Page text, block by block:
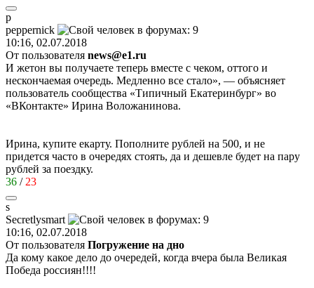
p
peppernick
10:16, 02.07.2018
От пользователя news@e1.ru
И жетон вы получаете теперь вместе с чеком, оттого и
нескончаемая очередь. Медленно все стало», — объясняет
пользователь сообщества «Типичный Екатеринбург» во
«ВКонтакте» Ирина Воложанинова.
Ирина, купите екарту. Пополните рублей на 500, и не
придется часто в очередях стоять, да и дешевле будет на пару
рублей за поездку.
36 / 23
s
Secretlysmart
10:16, 02.07.2018
От пользователя Погружение на дно
Да кому какое дело до очередей, когда вчера была Великая
Победа россиян!!!!